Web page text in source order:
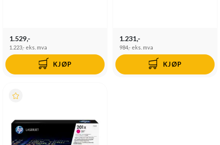
1.529,-
1.223,- eks. mva
KJØP
1.231,-
984,- eks. mva
KJØP